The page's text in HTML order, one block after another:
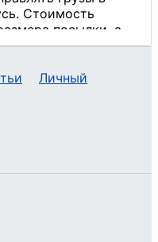
Личный